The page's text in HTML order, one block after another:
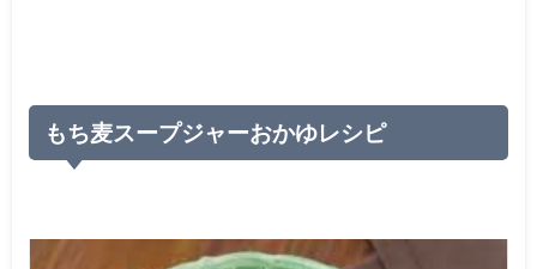
もち麦スープジャーおかゆレシピ